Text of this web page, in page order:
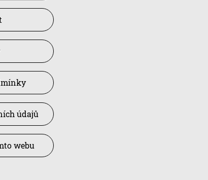
údajů
webu